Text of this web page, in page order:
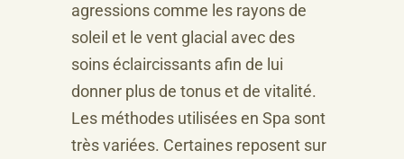
agressions comme les rayons de
soleil et le vent glacial avec des
soins éclaircissants afin de lui
donner plus de tonus et de vitalité.
Les méthodes utilisées en Spa sont
très variées. Certaines reposent sur